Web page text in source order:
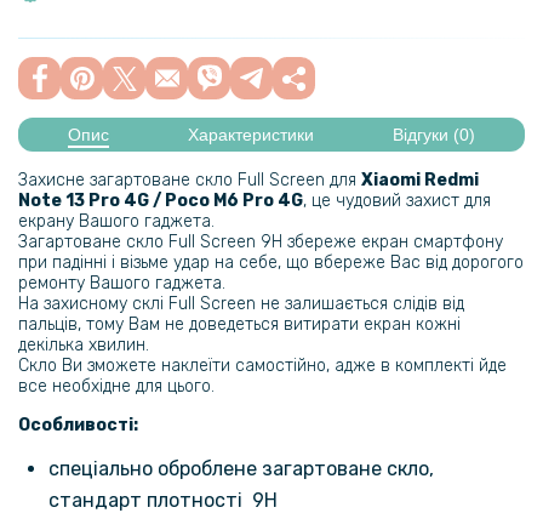
399 грн
Гідрогелева плівка iNobi Privacy Matte для Xiaomi Poco M6 Pro​
161 грн
189 грн
Захисне скло Tempered Glass 0.3mm для Xiaomi Redmi Note 13 Pro
4G / Poco M6 Pro 4G, Transparent
509 грн
Протиударний чохол XUNDD для Xiaomi Redmi Note 13 Pro 4G /
Poco M6 Pro 4G, Black
Опис Характеристики Відгуки (0)
Захисне загартоване скло Full Screen для Xiaomi Redmi
Note 13 Pro 4G / Poco M6 Pro 4G, це чудовий захист для
екрану Вашого гаджета.
Загартоване скло Full Screen 9H збереже екран смартфону
при падінні і візьме удар на себе, що вбереже Вас від дорогого
ремонту Вашого гаджета.
На захисному склі Full Screen не залишається слідів від
пальців, тому Вам не доведеться витирати екран кожні
декілька хвилин.
Скло Ви зможете наклеїти самостійно, адже в комплекті йде
все необхідне для цього.
Особливості:
спеціально оброблене загартоване скло,
стандарт плотності 9H